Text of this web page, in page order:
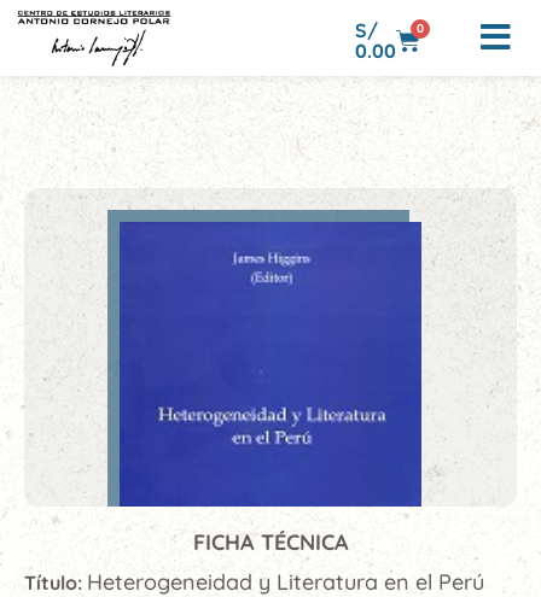
S/
0.00
0
FICHA TÉCNICA
Título: Heterogeneidad y Literatura en el Perú